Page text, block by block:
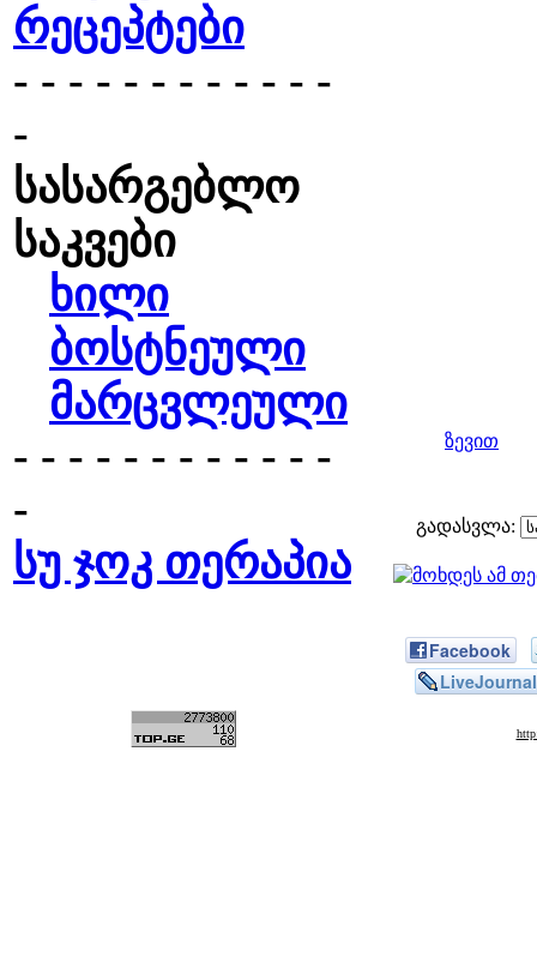
რეცეპტები
- - - - - - - - - - - -
-
სასარგებლო
საკვები
ხილი
ბოსტნეული
მარცვლეული
- - - - - - - - - - - -
-
სუ ჯოკ თერაპია
ზევით
გადასვლა:
Facebook
LiveJournal